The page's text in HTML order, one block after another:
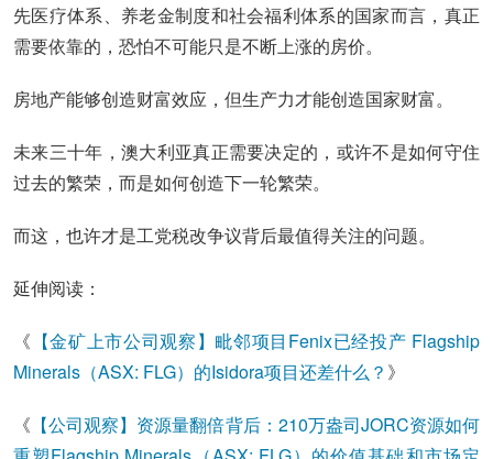
先医疗体系、养老金制度和社会福利体系的国家而言，真正
需要依靠的，恐怕不可能只是不断上涨的房价。
房地产能够创造财富效应，但生产力才能创造国家财富。
未来三十年，澳大利亚真正需要决定的，或许不是如何守住
过去的繁荣，而是如何创造下一轮繁荣。
而这，也许才是工党税改争议背后最值得关注的问题。
延伸阅读：
《 【金矿上市公司观察】毗邻项目Fenix已经投产 Flagship
Minerals（ASX: FLG）的Isidora项目还差什么？ 》
《 【公司观察】资源量翻倍背后：210万盎司JORC资源如何